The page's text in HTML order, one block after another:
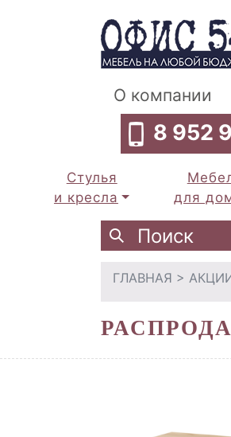
О компании
8 952
Стулья
и кресла
для
ГЛАВНАЯ >